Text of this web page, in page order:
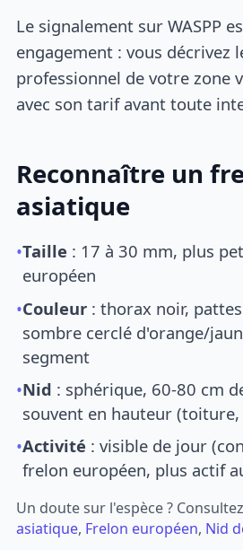
Le signalement sur WASPP
engagement : vous décrivez
professionnel de votre zone
avec son tarif avant toute
Reconnaître un
asiatique
•Taille : 17 à 30 mm, plus
européen
•Couleur : thorax noir,
sombre cerclé d'orange/
segment
•Nid : sphérique, 60-80 cm
souvent en hauteur
•Activité : visible de jour
frelon européen, plus actif
Un doute sur l'espèce ?
asiatique, Frelon européen, Nid